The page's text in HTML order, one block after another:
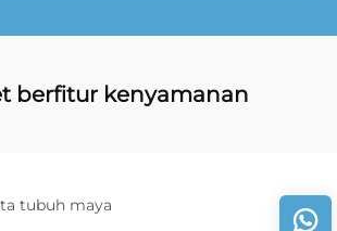
berfitur kenyamanan
tubuh maya